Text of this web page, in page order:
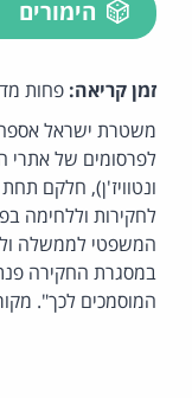
הימורים
זמן קריאה: פחות
לפרסומים של אתרי
ונטוויז'ן), חלקם
לחקירות וללחימה
המשפטי לממשלה
במסגרת החקירה
המוסמכים לכך".